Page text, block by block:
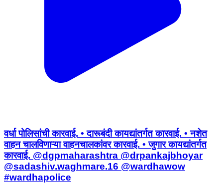
वर्धा पोलिसांची कारवाई. • दारूबंदी कायद्यांतर्गत कारवाई. • नशेत
वाहन चालविणाऱ्या वाहनचालकांवर कारवाई. • जुगार कायद्यांतर्गत
कारवाई. @dgpmaharashtra @drpankajbhoyar
@sadashiv.waghmare.16 @wardhawow
#wardhapolice